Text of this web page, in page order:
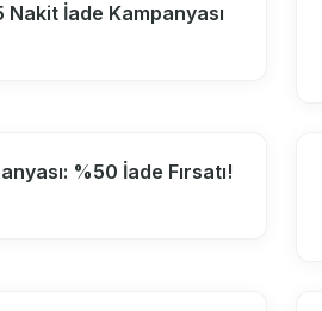
İade Kampanyası
%50 İade Fırsatı!